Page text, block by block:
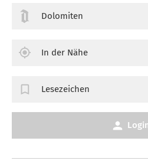
Dolomiten
In der Nähe
Lesezeichen